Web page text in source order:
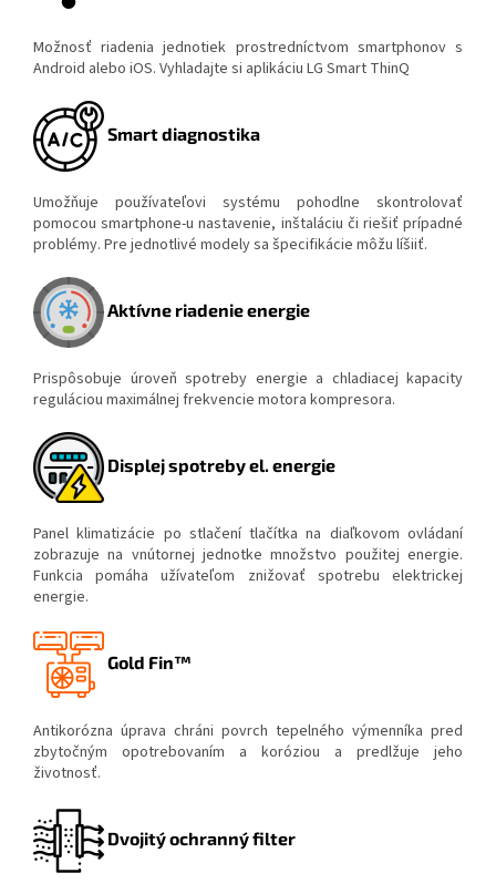
Možnosť riadenia jednotiek prostredníctvom smartphonov s
Android alebo iOS. Vyhladajte si aplikáciu LG Smart ThinQ
Smart diagnostika
Umožňuje používateľovi systému pohodlne skontrolovať
pomocou smartphone-u nastavenie, inštaláciu či riešiť prípadné
problémy. Pre jednotlivé modely sa špecifikácie môžu líšiiť.
Aktívne riadenie energie
Prispôsobuje úroveň spotreby energie a chladiacej kapacity
reguláciou maximálnej frekvencie motora kompresora.
Displej spotreby el. energie
Panel klimatizácie po stlačení tlačítka na diaľkovom ovládaní
zobrazuje na vnútornej jednotke množstvo použitej energie.
Funkcia pomáha užívateľom znižovať spotrebu elektrickej
energie.
Gold Fin™
Antikorózna úprava chráni povrch tepelného výmenníka pred
zbytočným opotrebovaním a koróziou a predlžuje jeho
životnosť.
Dvojitý ochranný filter